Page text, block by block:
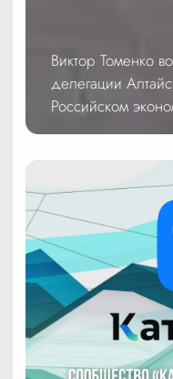
Виктор Томенко
делегации
Российском